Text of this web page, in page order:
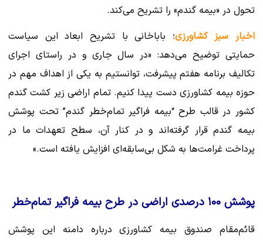
تحول در «بیمه گندم» را تشریح می‌کند.
اخبار سبز کشاورزی؛ باباخانی با تشریح ابعاد این سیاست
حمایتی توضیح می‌دهد: «در سال جاری و در راستای اجرای
تکالیف برنامه هفتم پیشرفت، توانستیم به یکی از اهداف مهم در
حوزه بیمه کشاورزی دست پیدا کنیم. تمام اراضی زیر کشت گندم
کشور در قالب طرح “بیمه فراگیر تمام‌خطر گندم” تحت پوشش
بیمه گندم قرار گرفته‌اند و در کنار آن، سطح تعهدات ما در
پرداخت غرامت‌ها به شکل بی‌سابقه‌ای افزایش یافته است.»
پوشش ۱۰۰ درصدی اراضی در طرح بیمه فراگیر تمام‌خطر
قائم‌مقام صندوق بیمه کشاورزی درباره دامنه این پوشش